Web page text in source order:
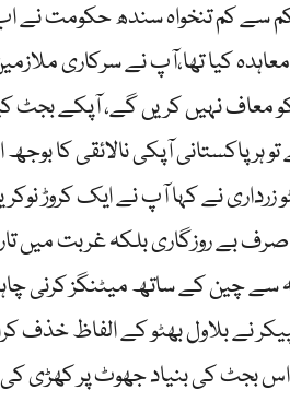
کیا تھا،آپ نے سرکاری
معاف نہیں کریں گے، آپکے بجٹ
آپکی نالائقی کا بوجھ
نے کہا آپ نے ایک کروڑ
صرف بے روزگاری بلکہ غربت میں
چین کے ساتھ میٹنگز کرنی
نے بلاول بھٹو کے الفاظ خذف
بجٹ کی بنیاد جھوٹ پر کھڑی